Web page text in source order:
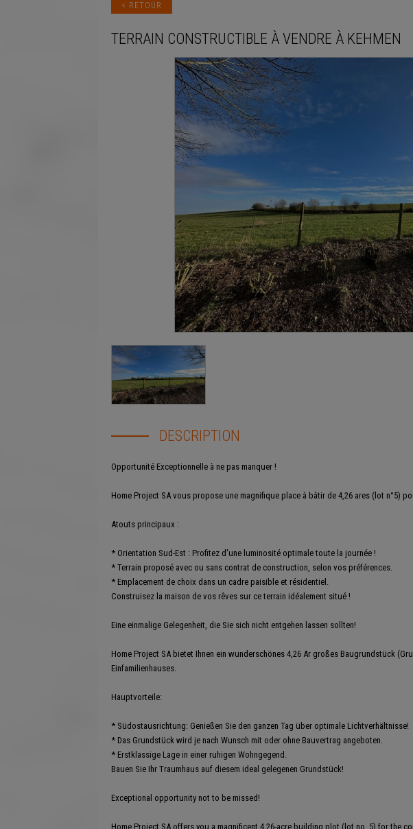
< RETOUR
TERRAIN CONSTRUCTIBLE À VENDRE À KEHMEN
DESCRIPTION
Opportunité Exceptionnelle à ne pas manquer !
Home Project SA vous propose une magnifique place à bâtir de 4,26 ares (lot n°5)
Atouts principaux :
* Orientation Sud-Est : Profitez d'une luminosité optimale toute la journée !
* Terrain proposé avec ou sans contrat de construction, selon vos préférences.
* Emplacement de choix dans un cadre paisible et résidentiel.
Construisez la maison de vos rêves sur ce terrain idéalement situé !
Eine einmalige Gelegenheit, die Sie sich nicht entgehen lassen sollten!
Home Project SA bietet Ihnen ein wunderschönes 4,26 Ar großes Baugrundstück
Einfamilienhauses.
Hauptvorteile:
* Südostausrichtung: Genießen Sie den ganzen Tag über optimale Lichtverhältnisse!
* Das Grundstück wird je nach Wunsch mit oder ohne Bauvertrag angeboten.
* Erstklassige Lage in einer ruhigen Wohngegend.
Bauen Sie Ihr Traumhaus auf diesem ideal gelegenen Grundstück!
Exceptional opportunity not to be missed!
Home Project SA offers you a magnificent 4.26-acre building plot (lot no. 5) for the